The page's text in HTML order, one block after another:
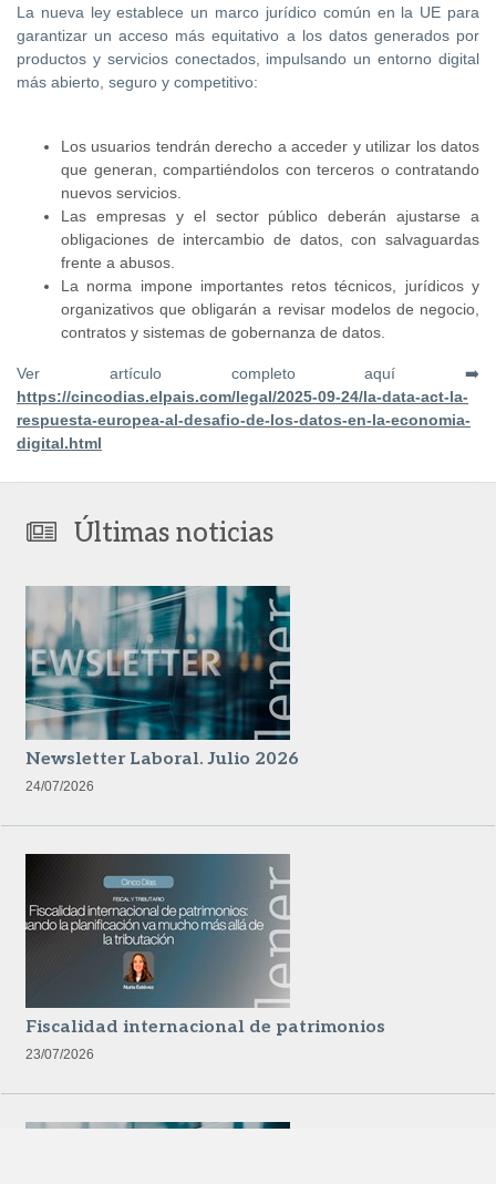
La nueva ley establece un marco jurídico común en la UE para
garantizar un acceso más equitativo a los datos generados por
productos y servicios conectados, impulsando un entorno digital
más abierto, seguro y competitivo:
Los usuarios tendrán derecho a acceder y utilizar los datos
que generan, compartiéndolos con terceros o contratando
nuevos servicios.
Las empresas y el sector público deberán ajustarse a
obligaciones de intercambio de datos, con salvaguardas
frente a abusos.
La norma impone importantes retos técnicos, jurídicos y
organizativos que obligarán a revisar modelos de negocio,
contratos y sistemas de gobernanza de datos.
Ver artículo completo aquí ➡️
https://cincodias.elpais.com/legal/2025-09-24/la-data-act-la-
respuesta-europea-al-desafio-de-los-datos-en-la-economia-
digital.html
Últimas noticias
Newsletter Laboral. Julio 2026
24/07/2026
Fiscalidad internacional de patrimonios
23/07/2026